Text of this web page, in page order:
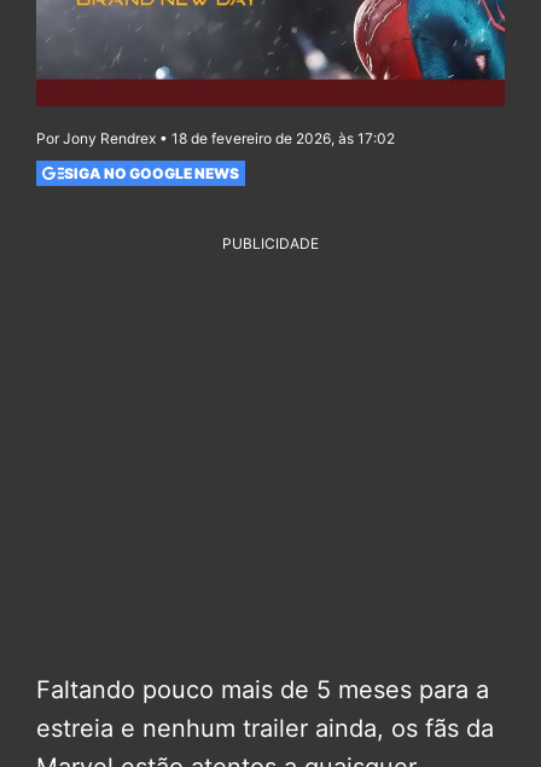
Por Jony Rendrex • 18 de fevereiro de 2026, às 17:02
SIGA NO GOOGLE NEWS
PUBLICIDADE
Faltando pouco mais de 5 meses para a
estreia e nenhum trailer ainda, os fãs da